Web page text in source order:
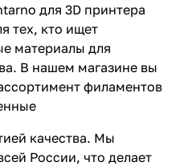
для 3D принтера
тех, кто ищет
материалы для
В нашем магазине вы
филаментов
качества. Мы
России, что делает